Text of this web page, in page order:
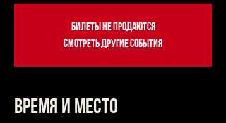
Билеты не продаются
Смотреть другие события
Время и место